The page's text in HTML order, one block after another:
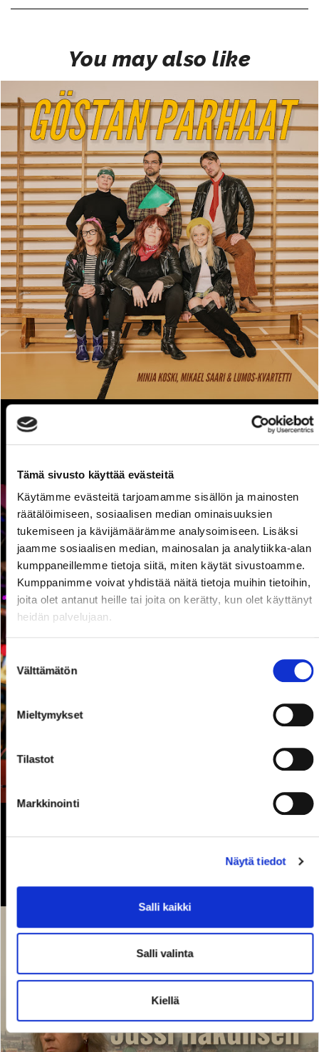
Tämä sivusto käyttää evästeitä
Käytämme evästeitä tarjoamamme sisällön ja mainosten
räätälöimiseen, sosiaalisen median ominaisuuksien
tukemiseen ja kävijämäärämme analysoimiseen. Lisäksi
jaamme sosiaalisen median, mainosalan ja analytiikka-alan
kumppaneillemme tietoja siitä, miten käytät sivustoamme.
Kumppanimme voivat yhdistää näitä tietoja muihin tietoihin,
joita olet antanut heille tai joita on kerätty, kun olet käyttänyt
heidän palvelujaan.
Suostumuksen
valinta
Välttämätön
Mieltymykset
Tilastot
Markkinointi
Näytä tiedot
Salli kaikki
Salli valinta
Kiellä
You may also like
Kehräämö Live+ Göstan parhaat
17:00
Guto Konrad + Timo Haikarainen